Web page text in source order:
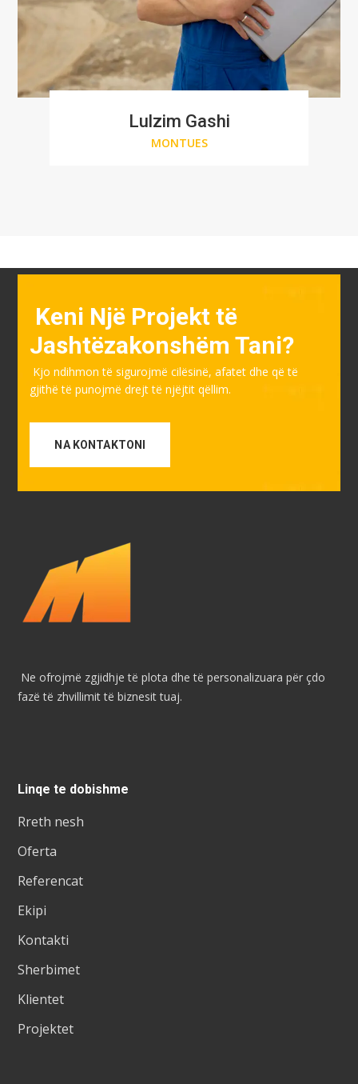
Lulzim Gashi
MONTUES
Keni Një Projekt të
Jashtëzakonshëm Tani?
Kjo ndihmon të sigurojmë cilësinë, afatet dhe që të
gjithë të punojmë drejt të njëjtit qëllim.
NA KONTAKTONI
Ne ofrojmë zgjidhje të plota dhe të personalizuara për çdo
fazë të zhvillimit të biznesit tuaj.
Linqe te dobishme
Rreth nesh
Oferta
Referencat
Ekipi
Kontakti
Sherbimet
Klientet
Projektet